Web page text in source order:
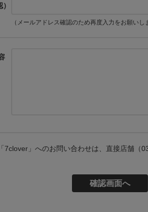
（メールアドレス確認のため再度入力をお願いし
7clover」へのお問い合わせは、直接店舗（